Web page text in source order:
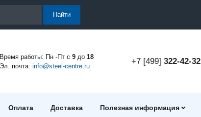
Найти
Время работы: Пн -Пт с 9до 18
Эл. почта: info@steel-centre.ru
+7 [499] 322-42-32
Оплата Доставка Полезная информация